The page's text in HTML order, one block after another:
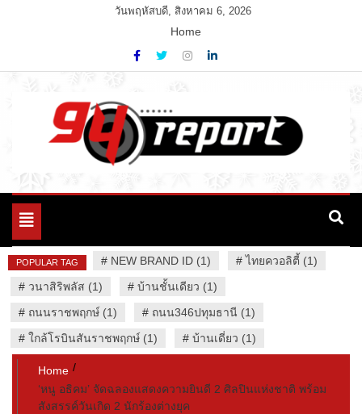
วันพฤหัสบดี, สิงหาคม 6, 2026
Home
94 Report.com
Variety News
Toggle
POPULAR TAG # NEW BRAND ID (1) #ไทยควอลิตี้ (1)
# วนาสิริพลัส (1) # บ้านชั้นเดียว (1)
# ถนนราชพฤกษ์ (1) # ถนน346ปทุมธานี (1)
# ใกล้โรบินสันราชพฤกษ์ (1) # บ้านเดี่ยว (1)
Home
‘หนู อธิคม’ จัดฉลองแสดงความยินดี 2 ศิลปินแห่งชาติ พร้อม
สังสรรค์วันเกิด 2 นักร้องต่างยุค